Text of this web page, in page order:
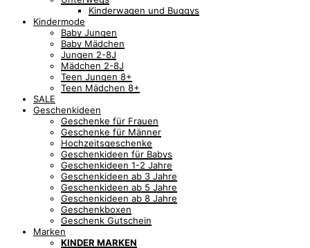
Kinderwagen und Buggys
Kindermode
Baby Jungen
Baby Mädchen
Jungen 2-8J
Mädchen 2-8J
Teen Jungen 8+
Teen Mädchen 8+
SALE
Geschenkideen
Geschenke für Frauen
Geschenke für Männer
Hochzeitsgeschenke
Geschenkideen für Babys
Geschenkideen 1-2 Jahre
Geschenkideen ab 3 Jahre
Geschenkideen ab 5 Jahre
Geschenkideen ab 8 Jahre
Geschenkboxen
Geschenk Gutschein
Marken
KINDER MARKEN